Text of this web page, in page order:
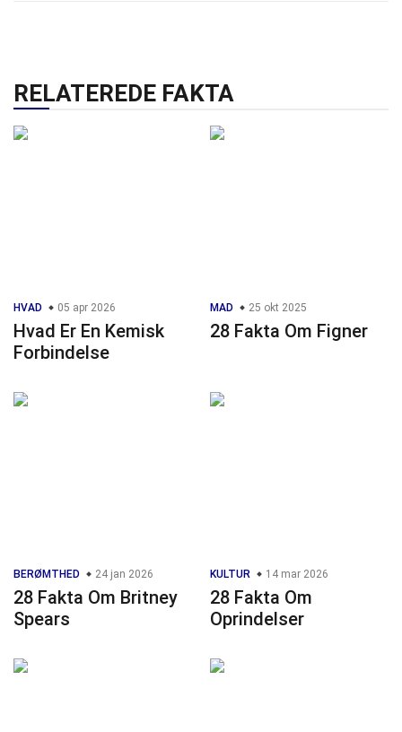
RELATEREDE FAKTA
HVAD 05 apr 2026
Hvad Er En Kemisk
Forbindelse
MAD 25 okt 2025
28 Fakta Om Figner
BERØMTHED 24 jan 2026
28 Fakta Om Britney
Spears
KULTUR 14 mar 2026
28 Fakta Om
Oprindelser